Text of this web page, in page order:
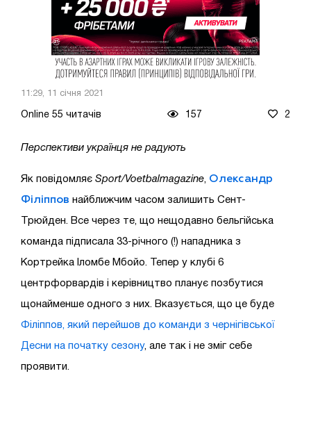
11:29, 11 січня 2021
Online 55 читачів 157 2
Перспективи українця не радують
Як повідомляє Sport/Voetbalmagazine Олександр
Філіппов найближчим часом залишить Сент-
Трюйден. Все через те, що нещодавно бельгійська
команда підписала 33-річного (!) нападника з
Кортрейка Іломбе Мбойо. Тепер у клубі 6
центрфорвардів і керівництво планує позбутися
щонайменше одного з них. Вказується, що це буде
Філіппов, який перейшов до команди з чернігівської
Десни на початку сезону, але так і не зміг себе
проявити.